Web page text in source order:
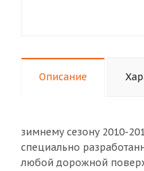
Описание
зимнему сезону 2010-
специально
любой дорожной